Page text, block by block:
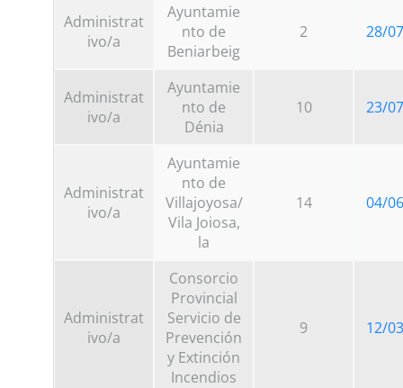
Administrat
ivo/a
Ayuntamie
nto de
Beniarbeig
2 28/
Administrat
ivo/a
Ayuntamie
nto de
Dénia
10 23/
Administrat
ivo/a
Ayuntamie
nto de
Villajoyosa/
Vila Joiosa,
la
14 04/
Administrat
ivo/a
Consorcio
Provincial
Servicio de
Prevención
y Extinción
Incendios
9 12/